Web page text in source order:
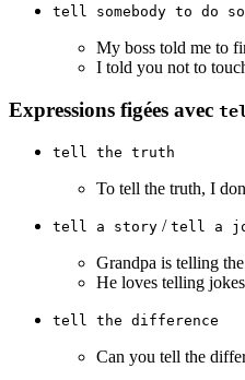
tell somebody to do
My boss told me to
I told you not to
Expressions figées avec
tell the truth
To tell the truth, I
tell a story / tell a
Grandpa is telling
He loves telling
tell the difference
Can you tell the